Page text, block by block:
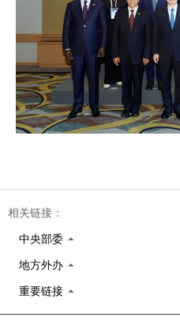
相关链接：
中央部委
地方外办
重要链接